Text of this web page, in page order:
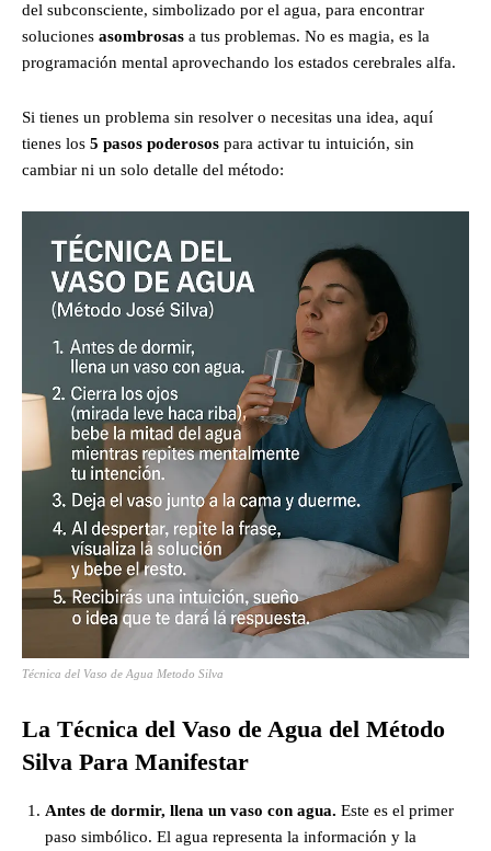
del subconsciente, simbolizado por el agua, para encontrar
soluciones asombrosas a tus problemas. No es magia, es la
programación mental aprovechando los estados cerebrales alfa.
Si tienes un problema sin resolver o necesitas una idea, aquí
tienes los 5 pasos poderosos para activar tu intuición, sin
cambiar ni un solo detalle del método:
Técnica del Vaso de Agua Metodo Silva
La Técnica del Vaso de Agua del Método
Silva Para Manifestar
Antes de dormir, llena un vaso con agua. Este es el primer
paso simbólico. El agua representa la información y la